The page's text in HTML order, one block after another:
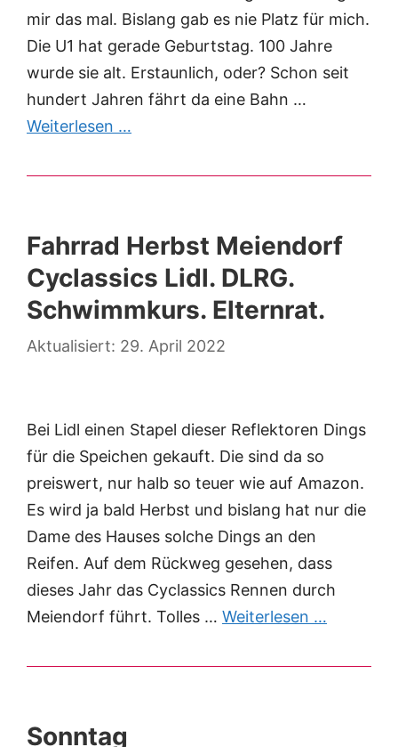
mir das mal. Bislang gab es nie Platz für mich.
Die U1 hat gerade Geburtstag. 100 Jahre
wurde sie alt. Erstaunlich, oder? Schon seit
hundert Jahren fährt da eine Bahn …
Weiterlesen …
Fahrrad Herbst Meiendorf
Cyclassics Lidl. DLRG.
Schwimmkurs. Elternrat.
29. April 2022
Bei Lidl einen Stapel dieser Reflektoren Dings
für die Speichen gekauft. Die sind da so
preiswert, nur halb so teuer wie auf Amazon.
Es wird ja bald Herbst und bislang hat nur die
Dame des Hauses solche Dings an den
Reifen. Auf dem Rückweg gesehen, dass
dieses Jahr das Cyclassics Rennen durch
Meiendorf führt. Tolles … Weiterlesen …
Sonntag